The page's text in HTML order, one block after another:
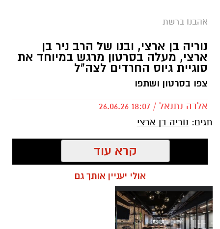
אהבנו ברשת
נוריה בן ארצי, ובנו של הרב ניר בן
ארצי, מעלה בסרטון מרגש במיוחד את
סוגיית גיוס החרדים לצה"ל
צפו בסרטון ושתפו
אלדה נתנאל / 18:07 26.06.26
תגים: נוריה בן ארצי
קרא עוד
אולי יעניין אותך גם